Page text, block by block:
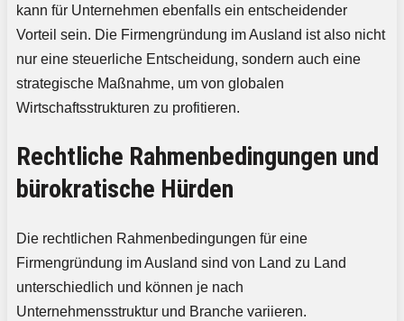
kann für Unternehmen ebenfalls ein entscheidender
Vorteil sein. Die Firmengründung im Ausland ist also nicht
nur eine steuerliche Entscheidung, sondern auch eine
strategische Maßnahme, um von globalen
Wirtschaftsstrukturen zu profitieren.
Rechtliche Rahmenbedingungen und
bürokratische Hürden
Die rechtlichen Rahmenbedingungen für eine
Firmengründung im Ausland sind von Land zu Land
unterschiedlich und können je nach
Unternehmensstruktur und Branche variieren.